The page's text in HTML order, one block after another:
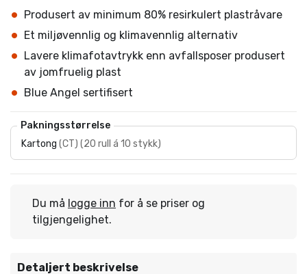
Produsert av minimum 80% resirkulert plastråvare
Et miljøvennlig og klimavennlig alternativ
Lavere klimafotavtrykk enn avfallsposer produsert
av jomfruelig plast
Blue Angel sertifisert
Pakningsstørrelse
Kartong (CT) (20 rull á 10 stykk)
Du må logge inn for å se priser og
tilgjengelighet.
Detaljert beskrivelse